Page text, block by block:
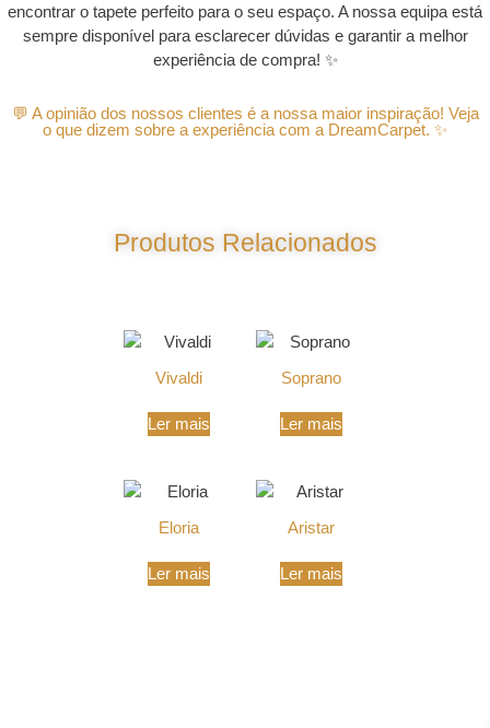
encontrar o tapete perfeito para o seu espaço. A nossa equipa está
sempre disponível para esclarecer dúvidas e garantir a melhor
experiência de compra! ✨
💬 A opinião dos nossos clientes é a nossa maior inspiração! Veja
o que dizem sobre a experiência com a DreamCarpet. ✨
Produtos Relacionados
Vivaldi
Ler mais
Soprano
Ler mais
Eloria
Ler mais
Aristar
Ler mais